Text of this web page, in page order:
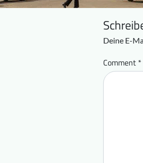
Deine E-
Comment *